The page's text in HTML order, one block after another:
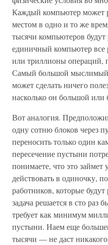
Каждый компьютер может
местом в одно и то же
тысячи компьютеров будут
единичный компьютер
или триллионы операций,
Самый большой мыслимый
может сделать ничего
насколько он большой
Вот аналогия.
одну сотню блоков через
переносить только один
пересечение пустыни
понимаете, что это займет
действовать в одиночку,
работников, которые
задача решается в сто раз
требует как минимум
пустыни. Наем еще
тысячи — не даст